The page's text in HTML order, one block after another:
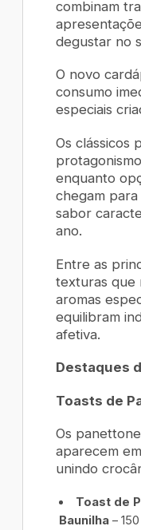
combinam
degustar no
O novo
consumo
especiais
Os clássicos
enquanto
chegam
sabor
ano.
Entre as
texturas que
aromas
equilibram
afetiva.
Destaques
Toasts de
Os
aparecem
unindo
Toast de
Baunilha–